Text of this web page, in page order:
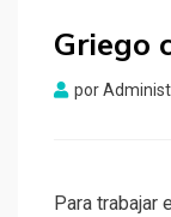
Griego
por
Para